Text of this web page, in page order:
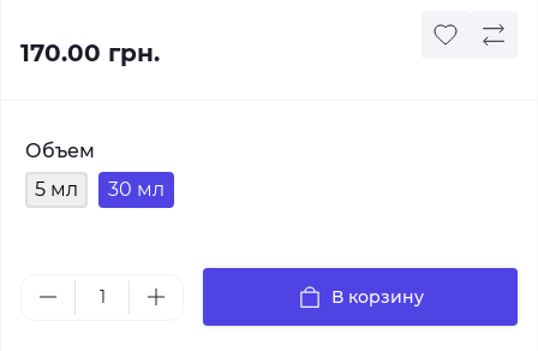
170.00 грн.
Объем
5 мл
30 мл
В корзину